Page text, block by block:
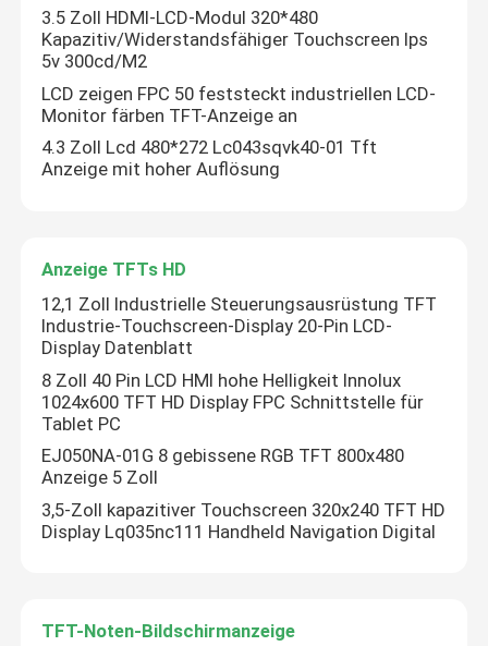
3.5 Zoll HDMI-LCD-Modul 320*480
Kapazitiv/Widerstandsfähiger Touchscreen Ips
5v 300cd/M2
LCD zeigen FPC 50 feststeckt industriellen LCD-
Monitor färben TFT-Anzeige an
4.3 Zoll Lcd 480*272 Lc043sqvk40-01 Tft
Anzeige mit hoher Auflösung
Anzeige TFTs HD
12,1 Zoll Industrielle Steuerungsausrüstung TFT
Industrie-Touchscreen-Display 20-Pin LCD-
Display Datenblatt
8 Zoll 40 Pin LCD HMI hohe Helligkeit Innolux
1024x600 TFT HD Display FPC Schnittstelle für
Tablet PC
EJ050NA-01G 8 gebissene RGB TFT 800x480
Anzeige 5 Zoll
3,5-Zoll kapazitiver Touchscreen 320x240 TFT HD
Display Lq035nc111 Handheld Navigation Digital
TFT-Noten-Bildschirmanzeige